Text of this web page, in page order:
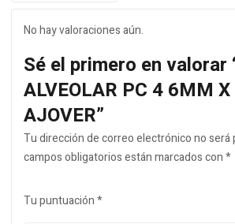
No hay valoraciones aún.
Sé el primero en valorar
ALVEOLAR PC 4 6MM
AJOVER”
Tu dirección de correo electrónico no será
campos obligatorios están marcados con*
Tu puntuación*